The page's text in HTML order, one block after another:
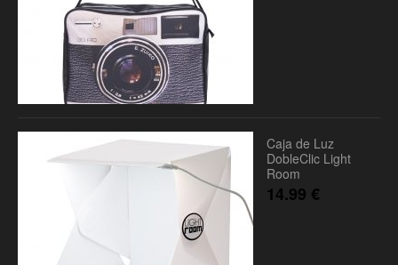
Caja de Luz
DobleClic Light
Room
14.99 €